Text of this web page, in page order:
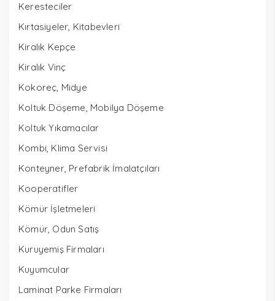
Keresteciler
Kırtasiyeler, Kitabevleri
Kiralık Kepçe
Kiralık Vinç
Kokoreç, Midye
Koltuk Döşeme, Mobilya Döşeme
Koltuk Yıkamacılar
Kombi, Klima Servisi
Konteyner, Prefabrik İmalatçıları
Kooperatifler
Kömür İşletmeleri
Kömür, Odun Satış
Kuruyemiş Firmaları
Kuyumcular
Laminat Parke Firmaları